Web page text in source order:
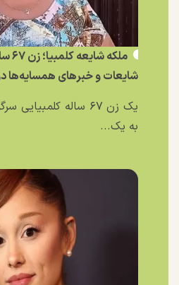
شایعات و خبر‌های همسایه‌ها
یک زن ۶۷ ساله
به یک...